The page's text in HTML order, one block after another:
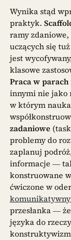
Wynika stąd
praktyk.
ramy
uczących się
jest
klasowe
Praca w
innymi nie jako
w którym
zadaniowe
problemy do
zaplanuj
informacje —
konstruowane
ćwiczone w
przesłanka —
języka do